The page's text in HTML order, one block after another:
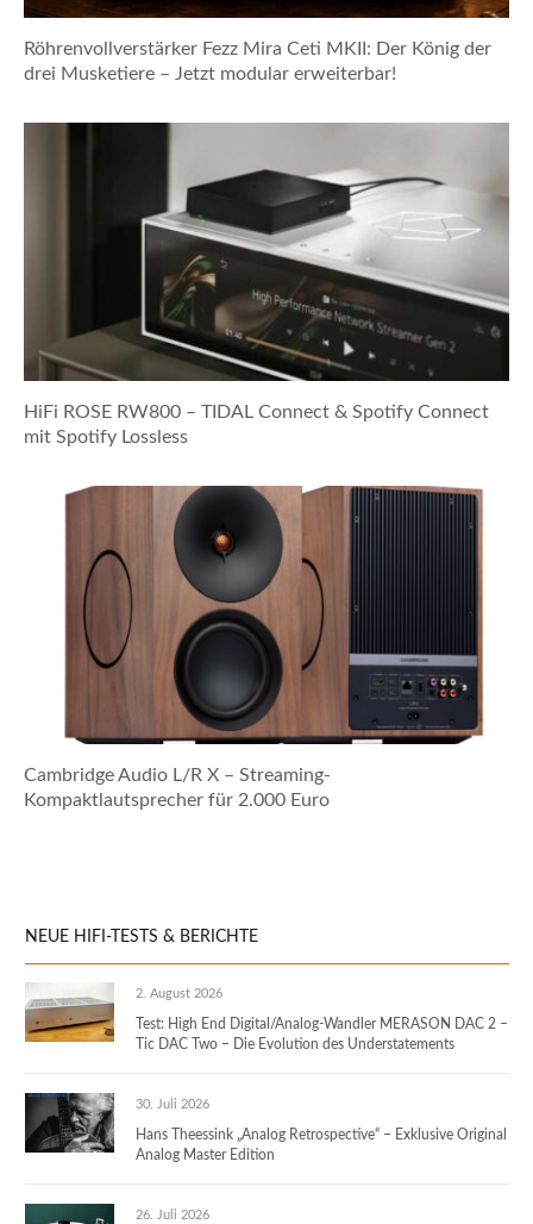
Röhrenvollverstärker Fezz Mira Ceti MKII: Der König der
drei Musketiere – Jetzt modular erweiterbar!
HiFi ROSE RW800 – TIDAL Connect & Spotify Connect
mit Spotify Lossless
Cambridge Audio L/R X – Streaming-
Kompaktlautsprecher für 2.000 Euro
NEUE HIFI-TESTS & BERICHTE
2. August 2026
Test: High End Digital/Analog-Wandler MERASON DAC 2 –
Tic DAC Two – Die Evolution des Understatements
30. Juli 2026
Hans Theessink „Analog Retrospective“ – Exklusive Original
Analog Master Edition
26. Juli 2026